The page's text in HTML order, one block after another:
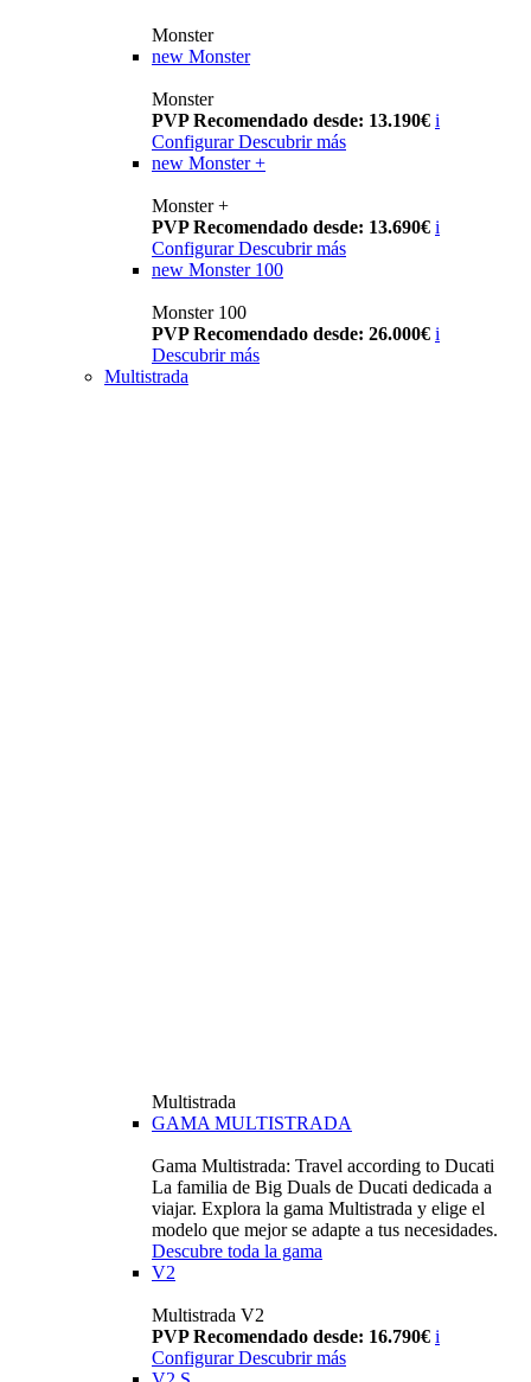
Monster
new Monster
Monster
PVP Recomendado desde: 13.190€ i
Configurar Descubrir más
new Monster +
Monster +
PVP Recomendado desde: 13.690€ i
Configurar Descubrir más
new Monster 100
Monster 100
PVP Recomendado desde: 26.000€ i
Descubrir más
Multistrada
Multistrada
GAMA MULTISTRADA
Gama Multistrada: Travel according to Ducati
La familia de Big Duals de Ducati dedicada a
viajar. Explora la gama Multistrada y elige el
modelo que mejor se adapte a tus necesidades.
Descubre toda la gama
V2
Multistrada V2
PVP Recomendado desde: 16.790€ i
Configurar Descubrir más